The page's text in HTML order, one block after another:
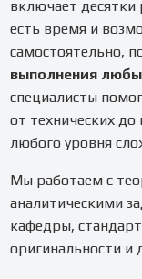
включает десятки
есть время и
самостоятельно,
выполнения
специалисты
от технических
любого уровня
Мы работаем с
аналитическими
кафедры,
оригинальности и